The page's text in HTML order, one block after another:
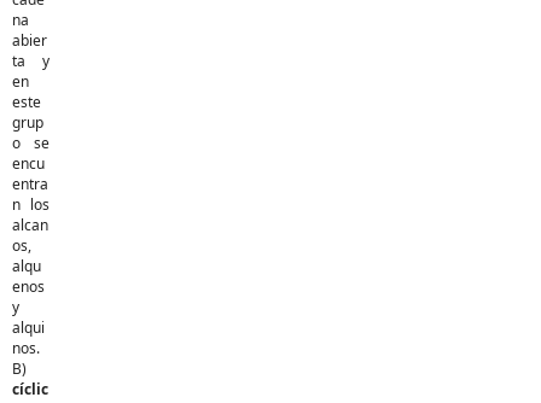
na
abier
ta y
en
este
grup
o se
encu
entra
n los
alcan
os,
alqu
enos
y
alqui
nos.
B)
cíclic